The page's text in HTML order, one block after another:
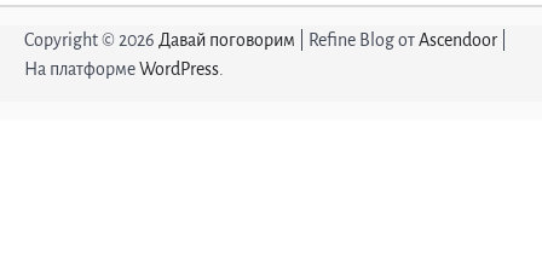
Copyright © 2026 Давай поговорим | Refine Blog отAscendoor
На платформеWordPress